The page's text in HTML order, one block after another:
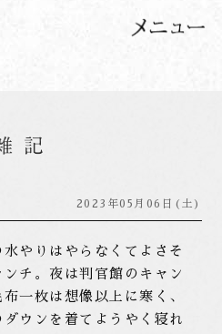
2023年05月06日(土)
やりはやらなくてよさそ
チ。夜は判官館のキャン
一枚は想像以上に寒く、
ウンを着てようやく寝れ